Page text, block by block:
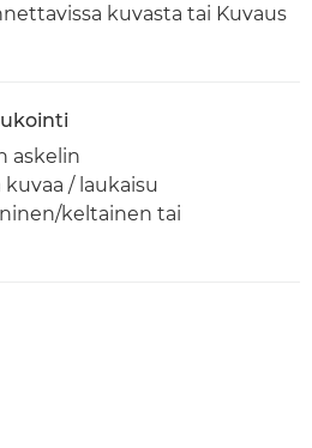
kuvasta tai Kuvaus
askelin
kuvaa / laukaisu
keltainen tai